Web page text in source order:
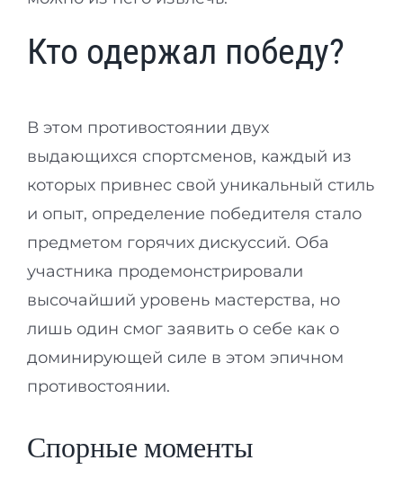
Кто одержал победу?
В этом противостоянии двух
выдающихся спортсменов, каждый из
которых привнес свой уникальный стиль
и опыт, определение победителя стало
предметом горячих дискуссий. Оба
участника продемонстрировали
высочайший уровень мастерства, но
лишь один смог заявить о себе как о
доминирующей силе в этом эпичном
противостоянии.
Спорные моменты